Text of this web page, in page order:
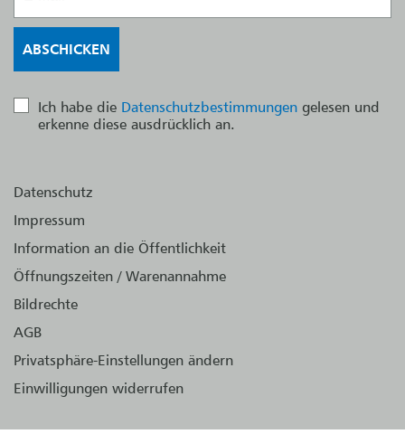
Ich habe die Datenschutzbestimmungen gelesen und
erkenne diese ausdrücklich an.
Datenschutz
Impressum
Information an die Öffentlichkeit
Öffnungszeiten / Warenannahme
Bildrechte
AGB
Privatsphäre-Einstellungen ändern
Einwilligungen widerrufen